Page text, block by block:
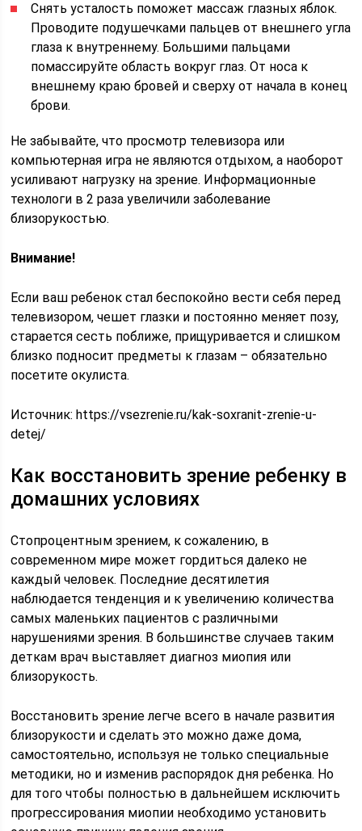
Снять усталость поможет массаж глазных яблок.
Проводите подушечками пальцев от внешнего угла
глаза к внутреннему. Большими пальцами
помассируйте область вокруг глаз. От носа к
внешнему краю бровей и сверху от начала в конец
брови.
Не забывайте, что просмотр телевизора или
компьютерная игра не являются отдыхом, а наоборот
усиливают нагрузку на зрение. Информационные
технологи в 2 раза увеличили заболевание
близорукостью.
Внимание!
Если ваш ребенок стал беспокойно вести себя перед
телевизором, чешет глазки и постоянно меняет позу,
старается сесть поближе, прищуривается и слишком
близко подносит предметы к глазам – обязательно
посетите окулиста.
Источник:https://vsezrenie.ru/kak-soxranit-zrenie-u-
detej/
Как восстановить зрение ребенку в
домашних условиях
Стопроцентным зрением, к сожалению, в
современном мире может гордиться далеко не
каждый человек. Последние десятилетия
наблюдается тенденция и к увеличению количества
самых маленьких пациентов с различными
нарушениями зрения. В большинстве случаев таким
деткам врач выставляет диагноз миопия или
близорукость.
Восстановить зрение легче всего в начале развития
близорукости и сделать это можно даже дома,
самостоятельно, используя не только специальные
методики, но и изменив распорядок дня ребенка. Но
для того чтобы полностью в дальнейшем исключить
прогрессирования миопии необходимо установить